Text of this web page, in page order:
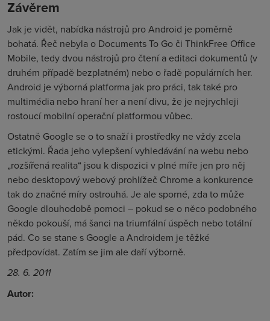
Závěrem
Jak je vidět, nabídka nástrojů pro Android je poměrně
bohatá. Řeč nebyla o Documents To Go či ThinkFree Office
Mobile, tedy dvou nástrojů pro čtení a editaci dokumentů (v
druhém případě bezplatném) nebo o řadě populárních her.
Android je výborná platforma jak pro práci, tak také pro
multimédia nebo hraní her a není divu, že je nejrychleji
rostoucí mobilní operační platformou vůbec.
Ostatně Google se o to snaží i prostředky ne vždy zcela
etickými. Řada jeho vylepšení vyhledávání na webu nebo
„rozšířená realita“ jsou k dispozici v plné míře jen pro něj
nebo desktopový webový prohlížeč Chrome a konkurence
tak do značné míry ostrouhá. Je ale sporné, zda to může
Google dlouhodobě pomoci – pokud se o něco podobného
někdo pokouší, má šanci na triumfální úspěch nebo totální
pád. Co se stane s Google a Androidem je těžké
předpovídat. Zatím se jim ale daří výborně.
28. 6. 2011
Autor: